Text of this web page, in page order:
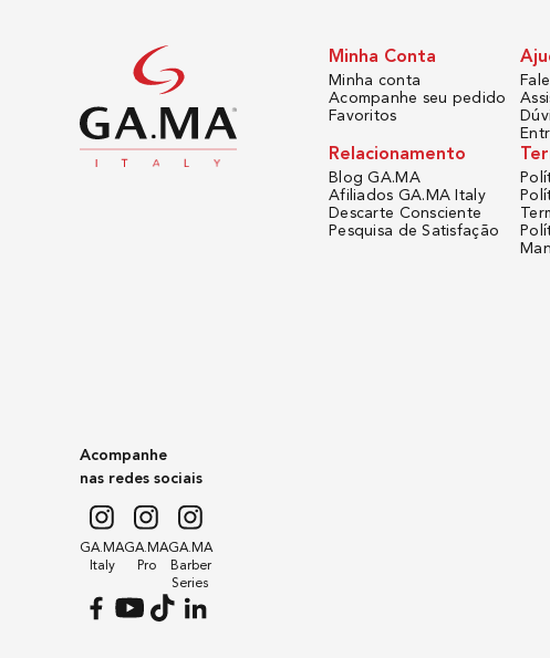
Acompanhe
nas redes sociais
GA.MA
Italy
GA.MA
Pro
GA.MA
Barber
Series
Minha Conta
Minha conta
Acompanhe seu pedido
Favoritos
Relacionamento
Blog GA.MA
Afiliados GA.MA Italy
Descarte Consciente
Pesquisa de Satisfação